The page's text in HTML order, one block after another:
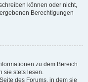
können oder nicht,
Berechtigungen
zu dem Bereich
sie stets lesen.
des Forums, in dem sie